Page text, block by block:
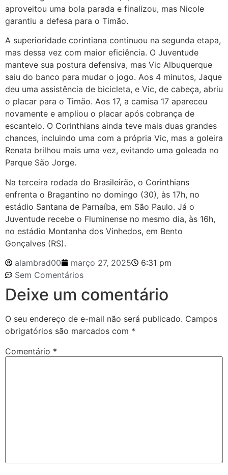
aproveitou uma bola parada e finalizou, mas Nicole
garantiu a defesa para o Timão.
A superioridade corintiana continuou na segunda etapa,
mas dessa vez com maior eficiência. O Juventude
manteve sua postura defensiva, mas Vic Albuquerque
saiu do banco para mudar o jogo. Aos 4 minutos, Jaque
deu uma assistência de bicicleta, e Vic, de cabeça, abriu
o placar para o Timão. Aos 17, a camisa 17 apareceu
novamente e ampliou o placar após cobrança de
escanteio. O Corinthians ainda teve mais duas grandes
chances, incluindo uma com a própria Vic, mas a goleira
Renata brilhou mais uma vez, evitando uma goleada no
Parque São Jorge.
Na terceira rodada do Brasileirão, o Corinthians
enfrenta o Bragantino no domingo (30), às 17h, no
estádio Santana de Parnaíba, em São Paulo. Já o
Juventude recebe o Fluminense no mesmo dia, às 16h,
no estádio Montanha dos Vinhedos, em Bento
Gonçalves (RS).
alambrad00
março 27, 2025
6:31 pm
Sem Comentários
Deixe um comentário
O seu endereço de e-mail não será publicado. Campos
obrigatórios são marcados com *
Comentário *